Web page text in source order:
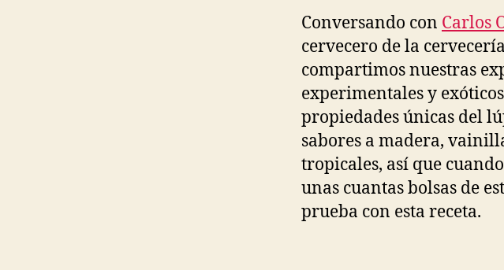
Conversando con Carlos
cervecero de la
compartimos nuestras
experimentales y
propiedades únicas del
sabores a madera,
tropicales, así que
unas cuantas bolsas de
prueba con esta receta.